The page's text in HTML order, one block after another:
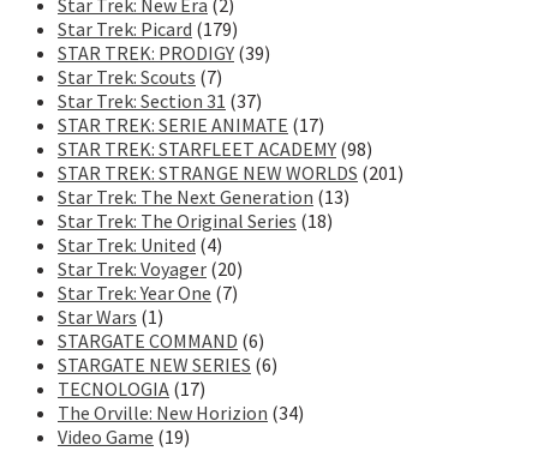
Star Trek: New Era (2)
Star Trek: Picard (179)
STAR TREK: PRODIGY (39)
Star Trek: Scouts (7)
Star Trek: Section 31 (37)
STAR TREK: SERIE ANIMATE (17)
STAR TREK: STARFLEET ACADEMY (98)
STAR TREK: STRANGE NEW WORLDS (201)
Star Trek: The Next Generation (13)
Star Trek: The Original Series (18)
Star Trek: United (4)
Star Trek: Voyager (20)
Star Trek: Year One (7)
Star Wars (1)
STARGATE COMMAND (6)
STARGATE NEW SERIES (6)
TECNOLOGIA (17)
The Orville: New Horizion (34)
Video Game (19)